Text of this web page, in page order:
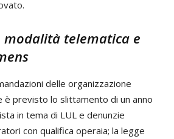
modalità telematica e
delle organizzazione
è previsto lo slittamento di un anno
in tema di LUL e denunzie
con qualifica operaia; la legge